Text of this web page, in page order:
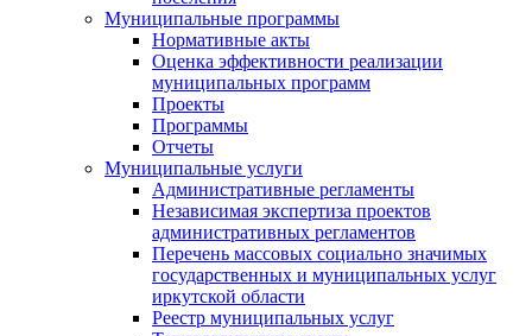
Муниципальные программы
Нормативные акты
Оценка эффективности реализации
муниципальных программ
Проекты
Программы
Отчеты
Муниципальные услуги
Административные регламенты
Независимая экспертиза проектов
административных регламентов
Перечень массовых социально значимых
государственных и муниципальных услуг
иркутской области
Реестр муниципальных услуг